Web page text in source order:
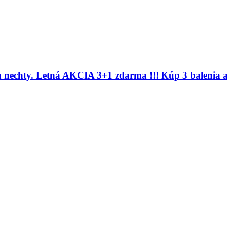
Letná AKCIA 3+1 zdarma !!! Kúp 3 balenia